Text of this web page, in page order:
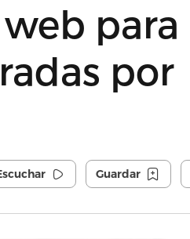
para
por
Guardar